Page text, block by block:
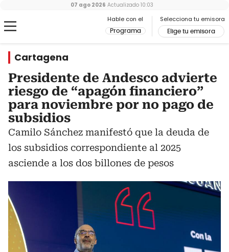
Hable con el
Programa
Selecciona tu emisora
Elige tu emisora
07 ago 2026 Actualizado 10:03
Cartagena
Presidente de Andesco advierte
riesgo de “apagón financiero”
para noviembre por no pago de
subsidios
Camilo Sánchez manifestó que la deuda de
los subsidios correspondiente al 2025
asciende a los dos billones de pesos